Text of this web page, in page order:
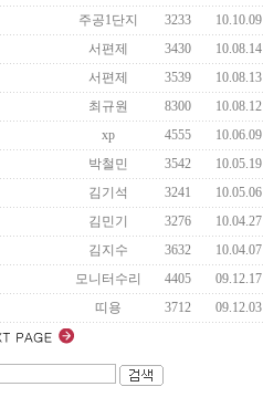
주공1단지 3233
10.10.09
서편제 3430
10.08.14
서편제 3539
10.08.13
최규원 8300
10.08.12
xp 4555
10.06.09
박철민 3542
10.05.19
김기석 3241
10.05.06
김민기 3276
10.04.27
김지수 3632
10.04.07
모니터수리 4405
09.12.17
띠용 3712 09.12.03